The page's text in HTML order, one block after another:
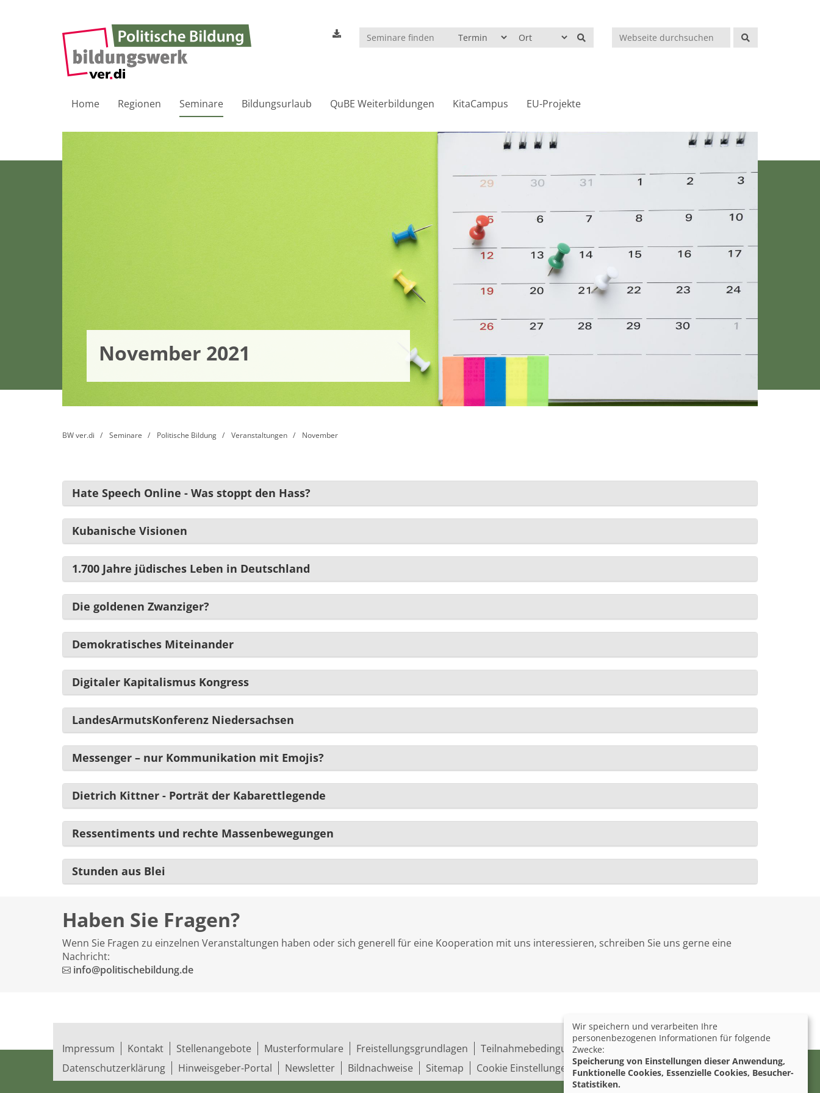
Suchen
Home Regionen Seminare Bildungsurlaub QuBE Weiterbildungen KitaCampus EU-Projekte
November 2021
BW ver.di Seminare Politische Bildung Veranstaltungen November
Hate Speech Online - Was stoppt den Hass?
Kubanische Visionen
1.700 Jahre jüdisches Leben in Deutschland
Die goldenen Zwanziger?
Demokratisches Miteinander
Digitaler Kapitalismus Kongress
LandesArmutsKonferenz Niedersachsen
Messenger – nur Kommunikation mit Emojis?
Dietrich Kittner - Porträt der Kabarettlegende
Ressentiments und rechte Massenbewegungen
Stunden aus Blei
Haben Sie Fragen?
Wenn Sie Fragen zu einzelnen Veranstaltungen haben oder sich generell für eine Kooperation mit uns interessieren, schreiben Sie uns gerne eine
Nachricht:
info@politischebildung.de
Impressum Kontakt Stellenangebote Musterformulare Freistellungsgrundlagen Teilnahmebedingungen
Barrierefreiheit
Datenschutzerklärung
Hinweisgeber-Portal Newsletter Bildnachweise Sitemap Cookie Einstellungen
Wir speichern und verarbeiten Ihre
personenbezogenen Informationen für folgende
Zwecke:
Speicherung von Einstellungen dieser Anwendung,
Funktionelle Cookies, Essenzielle Cookies, Besucher-
Statistiken.